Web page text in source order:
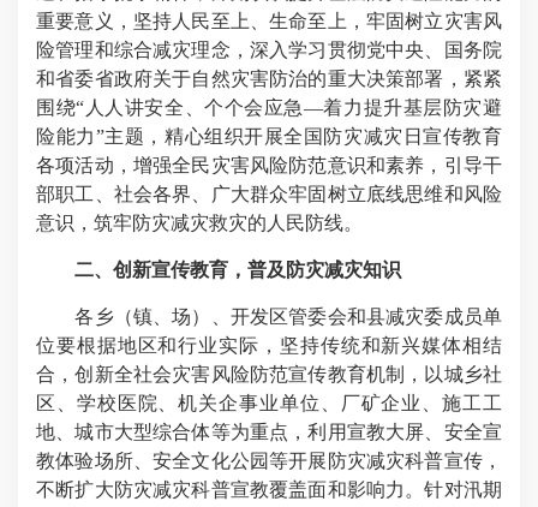
重要意义，坚持人民至上、生命至上，牢固树立灾害风
险管理和综合减灾理念，深入学习贯彻党中央、国务院
和省委省政府关于自然灾害防治的重大决策部署，紧紧
围绕“人人讲安全、个个会应急—着力提升基层防灾避
险能力”主题，精心组织开展全国防灾减灾日宣传教育
各项活动，增强全民灾害风险防范意识和素养，引导干
部职工、社会各界、广大群众牢固树立底线思维和风险
意识，筑牢防灾减灾救灾的人民防线。
二、创新宣传教育，普及防灾减灾知识
各乡（镇、场）、开发区管委会和县减灾委成员单
位要根据地区和行业实际，坚持传统和新兴媒体相结
合，创新全社会灾害风险防范宣传教育机制，以城乡社
区、学校医院、机关企事业单位、厂矿企业、施工工
地、城市大型综合体等为重点，利用宣教大屏、安全宣
教体验场所、安全文化公园等开展防灾减灾科普宣传，
不断扩大防灾减灾科普宣教覆盖面和影响力。针对汛期